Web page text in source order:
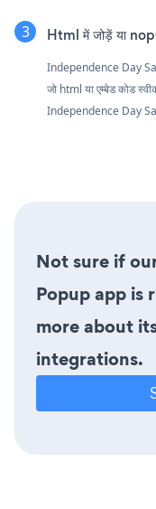
Html में जोड़ें या
Independence Day
जो html या एम्बेड कोड
Independence Day
Not sure if
Popup app is
more about
integrations.